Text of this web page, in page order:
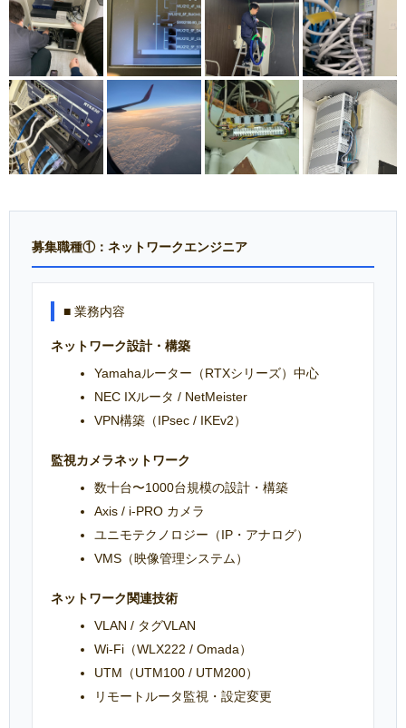
募集職種①：ネットワークエンジニア
■ 業務内容
ネットワーク設計・構築
Yamahaルーター（RTXシリーズ）中心
NEC IXルータ / NetMeister
VPN構築（IPsec / IKEv2）
監視カメラネットワーク
数十台〜1000台規模の設計・構築
Axis / i-PRO カメラ
ユニモテクノロジー（IP・アナログ）
VMS（映像管理システム）
ネットワーク関連技術
VLAN / タグVLAN
Wi-Fi（WLX222 / Omada）
UTM（UTM100 / UTM200）
リモートルータ監視・設定変更